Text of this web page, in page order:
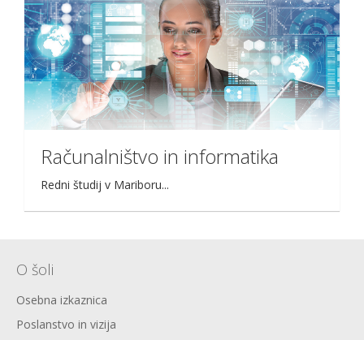
Računalništvo in informatika
Redni študij v Mariboru...
O šoli
Osebna izkaznica
Poslanstvo in vizija